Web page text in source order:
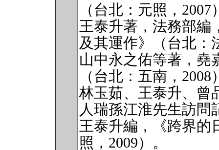
（台北：元照，2007
王泰升著，法務部編
及其運作》（台北：
山中永之佑等著，堯
（台北：五南，2008
林玉茹、王泰升、曾
人瑞孫江淮先生訪問
王泰升編，《跨界的
照，2009）。